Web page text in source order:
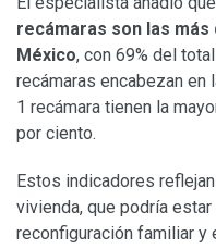
recámaras son las más
México, con 69% del
recámaras encabezan en
1 recámara tienen la
por ciento.
Estos indicadores
vivienda, que podría
reconfiguración familiar y